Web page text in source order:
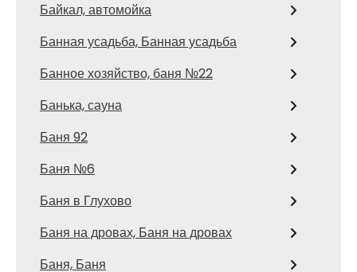
Байкал, автомойка
Банная усадьба, Банная усадьба
Банное хозяйство, баня №22
Банька, сауна
Баня 92
Баня №6
Баня в Глухово
Баня на дровах, Баня на дровах
Баня, Баня